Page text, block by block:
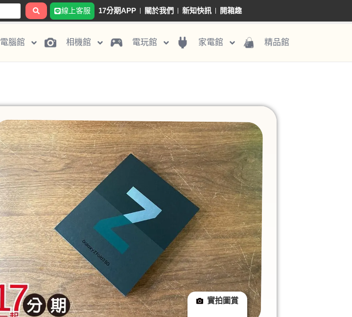
線上客服 17分期APP 關於我們 新知快訊 開箱趣
電腦館 相機館 電玩館 家電館 精品館
實拍圖賞